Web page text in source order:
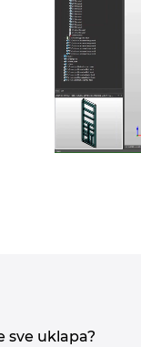
sve uklapa?